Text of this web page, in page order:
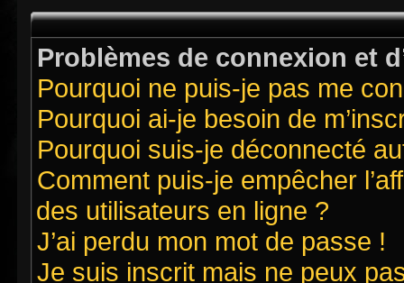
Problèmes de connexion et
Pourquoi ne puis-je pas me
Pourquoi ai-je besoin de
Pourquoi suis-je déconnecté
Comment puis-je empêcher
des utilisateurs en ligne ?
J’ai perdu mon mot de passe !
Je suis inscrit mais ne peux